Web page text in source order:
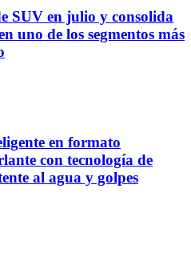
SUV en julio y consolida
uno de los segmentos más
en formato
con tecnología de
al agua y golpes